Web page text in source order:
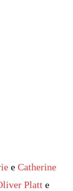
e Catherine
Platt e